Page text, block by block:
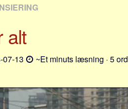
alt
07-13
~Et minuts læsning · 5 ord